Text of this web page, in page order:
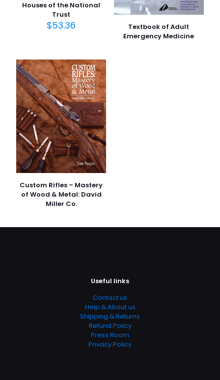
İsim*
E-
posta*
Daha sonraki yorumlarımda kullanılması için adım, e-
posta adresim ve site adresim bu tarayıcıya
kaydedilsin.
Houses of the National
Trust
$53.36
Textbook of Adult
Emergency Medicine
Custom Rifles – Mastery
of Wood & Metal: David
Miller Co.
Useful links
Contact us
Help & About us
Shipping & Returns
Refund Policy
Press Room
Privacy Policy